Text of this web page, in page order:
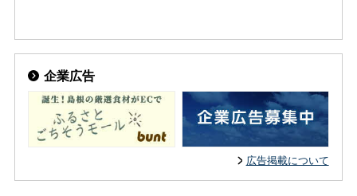
企業広告
広告掲載について